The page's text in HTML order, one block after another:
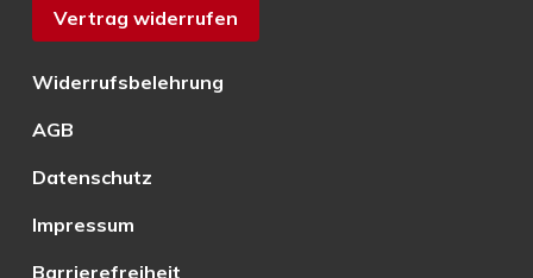
Vertrag widerrufen
Widerrufsbelehrung
AGB
Datenschutz
Impressum
Barrierefreiheit